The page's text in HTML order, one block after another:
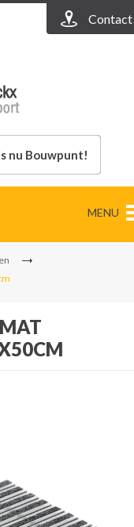
Contact
nu Bouwpunt!
MENU